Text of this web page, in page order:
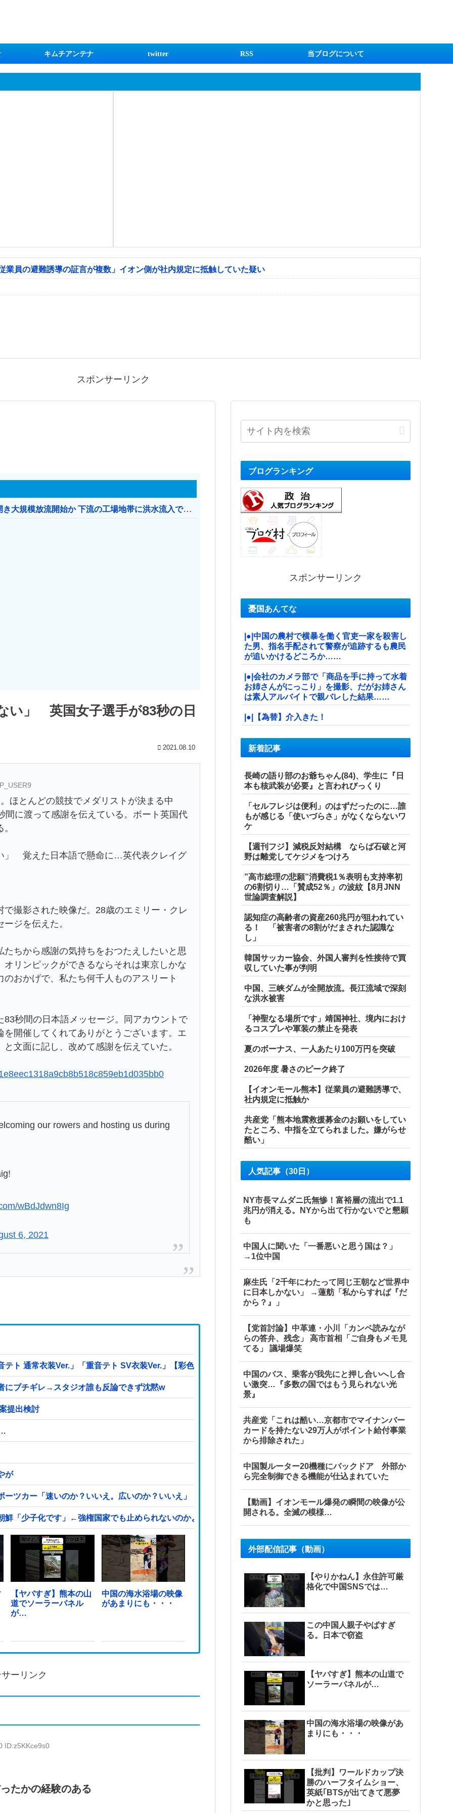
キムチアンテナ twitter RSS 当ブログについて
業員の避難誘導の証言が複数」イオン側が社内規定に抵触していた疑い
スポンサーリンク
【おわった】 三峡ダム、豪雨で13基の水門を開き大規模放流開始か 下流の工場地帯に洪水流入で崩壊はじまる
い」 英国女子選手が83秒の日
2021.08.10
とんどの競技でメダリストが決まる中
に渡って感謝を伝えている。ボート英国代
」 覚えた日本語で懸命に…英代表クレイグ
撮影された映像だ。28歳のエミリー・クレ
ジを伝えた。
ちから感謝の気持ちをおつたえしたいと思
リンピックができるならそれは東京しかな
おかげで、私たち何千人ものアスリート
秒間の日本語メッセージ。同アカウントで
開催してくれてありがとうございます。エ
文面に記し、改めて感謝を伝えていた。
our rowers and hosting us during
wBdJdwn8Ig
6, 2021
ト 通常衣装Ver.」「重音テト SV衣装Ver.」【彩色原型公開】
にブチギレ→スタジオ誰も反論できず沈黙w
提出検討
が
ツカー「速いのか？いいえ。広いのか？いいえ」【海外の反応】
「少子化です」←強権国家でも止められないのかよ他
【ヤバすぎ】熊本の山
道でソーラーパネル
が…
中国の海水浴場の映像
があまりにも・・・
ーリンク
ID:z5KKce9s0
たかの経験のある
ブログランキング
スポンサーリンク
憂国あんてな
|●|中国の農村で横暴を働く官吏一家を殺害し
た男、指名手配されて警察が追跡するも農民
が追いかけるどころか……
|●|会社のカメラ部で「商品を手に持って水着
お姉さんがにっこり」を撮影、だがお姉さん
は素人アルバイトで親バレした結果……
|●|【為替】介入きた！
新着記事
長崎の語り部のお爺ちゃん(84)、学生に『日
本も核武装が必要』と言われびっくり
「セルフレジは便利」のはずだったのに…誰
もが感じる「使いづらさ」がなくならないワ
ケ
【週刊フジ】減税反対結構 ならば石破と河
野は離党してケジメをつけろ
”高市総理の悲願”消費税1％表明も支持率初
の6割切り…「賛成52％」の波紋【8月JNN
世論調査解説】
認知症の高齢者の資産260兆円が狙われてい
る！ 「被害者の8割がだまされた認識な
し」
韓国サッカー協会、外国人審判を性接待で買
収していた事が判明
中国、三峡ダムが全開放流。長江流域で深刻
な洪水被害
「神聖なる場所です」靖国神社、境内におけ
るコスプレや軍装の禁止を発表
夏のボーナス、一人あたり100万円を突破
2026年度 暑さのピーク終了
【イオンモール熊本】従業員の避難誘導で、
社内規定に抵触か
共産党「熊本地震救援募金のお願いをしてい
たところ、中指を立てられました。嫌がらせ
酷い」
人気記事（30日）
NY市長マムダニ氏無惨！富裕層の流出で1.1
兆円が消える。NYから出て行かないでと懇願
も
中国人に聞いた「一番悪いと思う国は？」
→1位中国
麻生氏「2千年にわたって同じ王朝など世界中
に日本しかない」 →蓮舫「私からすれば『だ
から？』」
【党首討論】中革連・小川「カンペ読みなが
らの答弁、残念」 高市首相「ご自身もメモ見
てる」 議場爆笑
中国のバス、乗客が我先にと押し合いへし合
い激突…『多数の国ではもう見られない光
景』
共産党「これは酷い…京都市でマイナンバー
カードを持たない29万人がポイント給付事業
から排除された」
中国製ルーター20機種にバックドア 外部か
ら完全制御できる機能が仕込まれていた
【動画】イオンモール爆発の瞬間の映像が公
開される。全滅の模様…
外部配信記事（動画）
【やりかねん】永住許可厳
格化で中国SNSでは…
この中国人親子やばすぎ
る。日本で窃盗
【ヤバすぎ】熊本の山道で
ソーラーパネルが…
中国の海水浴場の映像があ
まりにも・・・
【批判】ワールドカップ決
勝のハーフタイムショー、
英紙｢BTSが出てきて悪夢
かと思った｣